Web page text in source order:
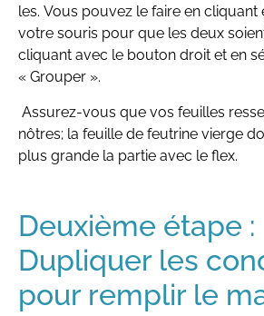
les. Vous pouvez le faire en cliquant
votre souris pour que les deux
cliquant avec le bouton droit et en
« Grouper ».
Assurez-vous que vos feuilles
nôtres; la feuille de feutrine vierge
plus grande la partie avec le flex.
Deuxième étape :
Dupliquer les
pour remplir le